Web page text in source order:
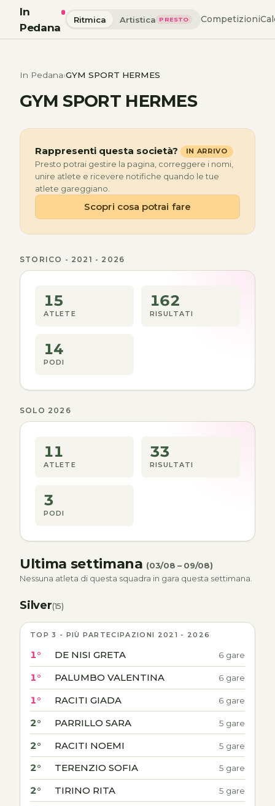
In
Pedana
Ritmica Artistica PRESTO Competizioni
In Pedana GYM SPORT HERMES
GYM SPORT HERMES
Rappresenti questa società? IN ARRIVO
Presto potrai gestire la pagina, correggere i nomi,
unire atlete e ricevere notifiche quando le tue
atlete gareggiano.
Scopri cosa potrai fare
STORICO - 2021 - 2026
15
ATLETE
162
RISULTATI
14
PODI
SOLO 2026
11
ATLETE
33
RISULTATI
3
PODI
Ultima settimana (03/08 – 09/08)
Nessuna atleta di questa squadra in gara questa settimana.
Silver(15)
TOP 3 - PIÙ PARTECIPAZIONI 2021 - 2026
1° DE NISI GRETA 6 gare
1° PALUMBO VALENTINA 6 gare
1° RACITI GIADA 6 gare
2° PARRILLO SARA 5 gare
2° RACITI NOEMI 5 gare
2° TERENZIO SOFIA 5 gare
2° TIRINO RITA 5 gare